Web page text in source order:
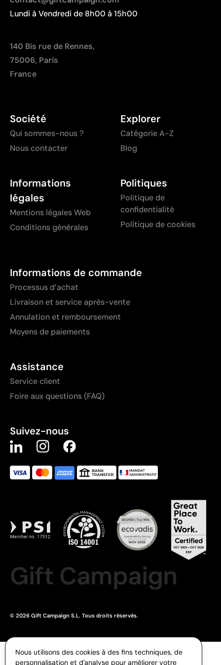
Lundi à Vendredi de 8h00 à 15h00
140 Bis rue de Rennes,
75006, Paris
France
Société
Qui sommes-nous ?
Nous contacter
Explorer
Catégorie A-Z
Blog
Informations
légales
Mentions légales Web
Conditions générales
Politiques
Politique de
confidentialité
Politique de cookies
Informations de commande
Processus d’achat
Livraison et service après-vente
Annulation et remboursement
Moyens de paiements
Assistance
Service client
Foire aux questions (FAQ)
Suivez-nous
Gift Campaign
© 2026 Gift Campaign S.L. Tous droits réservés.
Nous utilisons des cookies à des fins techniques, de
personnalisation et d'analyse pour améliorer votre